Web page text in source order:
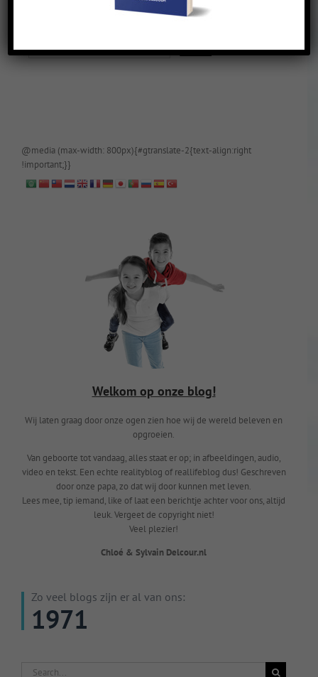
@media (max-width: 800px){#gtranslate-2{text-align:right
!important;}}
Welkom op onze blog!
Wij laten graag door onze ogen zien hoe wij de wereld beleven en
opgroeien.
Van geboorte tot vandaag, alles staat er op; in afbeeldingen, audio,
video en tekst. Een echte realityblog of reallifeblog dus! Geschreven
door onze papa, zo dat wij door kunnen met leven.
Lees mee, tip iemand, like of laat een berichtje achter voor ons, altijd
leuk. Vergeet de copyright niet!
Veel plezier!
Chloé & Sylvain Delcour.nl
Zo veel blogs zijn er al van ons:
1971
Search